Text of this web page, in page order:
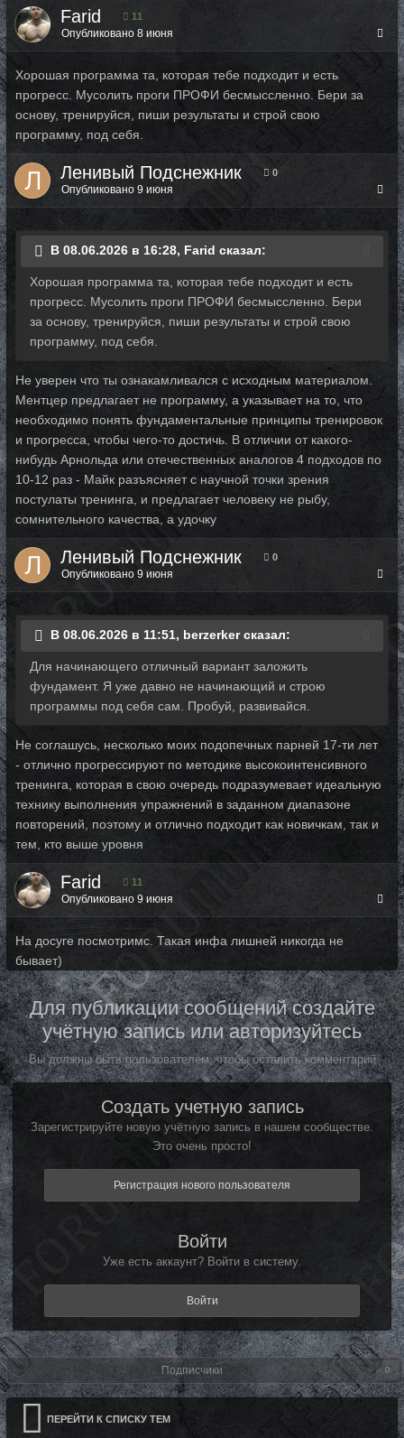
Farid 11
Опубликовано 8 июня
Хорошая программа та, которая тебе подходит и есть
прогресс. Мусолить проги ПРОФИ бесмыссленно. Бери за
основу, тренируйся, пиши результаты и строй свою
программу, под себя.
Ленивый Подснежник 0
Опубликовано 9 июня
В 08.06.2026 в 16:28, Farid сказал:
Хорошая программа та, которая тебе подходит и есть
прогресс. Мусолить проги ПРОФИ бесмыссленно. Бери
за основу, тренируйся, пиши результаты и строй свою
программу, под себя.
Не уверен что ты ознакамливался с исходным материалом.
Ментцер предлагает не программу, а указывает на то, что
необходимо понять фундаментальные принципы тренировок
и прогресса, чтобы чего-то достичь. В отличии от какого-
нибудь Арнольда или отечественных аналогов 4 подходов по
10-12 раз - Майк разъясняет с научной точки зрения
постулаты тренинга, и предлагает человеку не рыбу,
сомнительного качества, а удочку
Ленивый Подснежник 0
Опубликовано 9 июня
В 08.06.2026 в 11:51, berzerker сказал:
Для начинающего отличный вариант заложить
фундамент. Я уже давно не начинающий и строю
программы под себя сам. Пробуй, развивайся.
Не соглашусь, несколько моих подопечных парней 17-ти лет
- отлично прогрессируют по методике высокоинтенсивного
тренинга, которая в свою очередь подразумевает идеальную
технику выполнения упражнений в заданном диапазоне
повторений, поэтому и отлично подходит как новичкам, так и
тем, кто выше уровня
Farid 11
Опубликовано 9 июня
На досуге посмотримс. Такая инфа лишней никогда не
бывает)
Для публикации сообщений создайте
учётную запись или авторизуйтесь
Вы должны быть пользователем, чтобы оставить комментарий
Создать учетную запись
Зарегистрируйте новую учётную запись в нашем сообществе.
Это очень просто!
Регистрация нового пользователя
Войти
Уже есть аккаунт? Войти в систему.
Войти
Подписчики 0
ПЕРЕЙТИ К СПИСКУ ТЕМ